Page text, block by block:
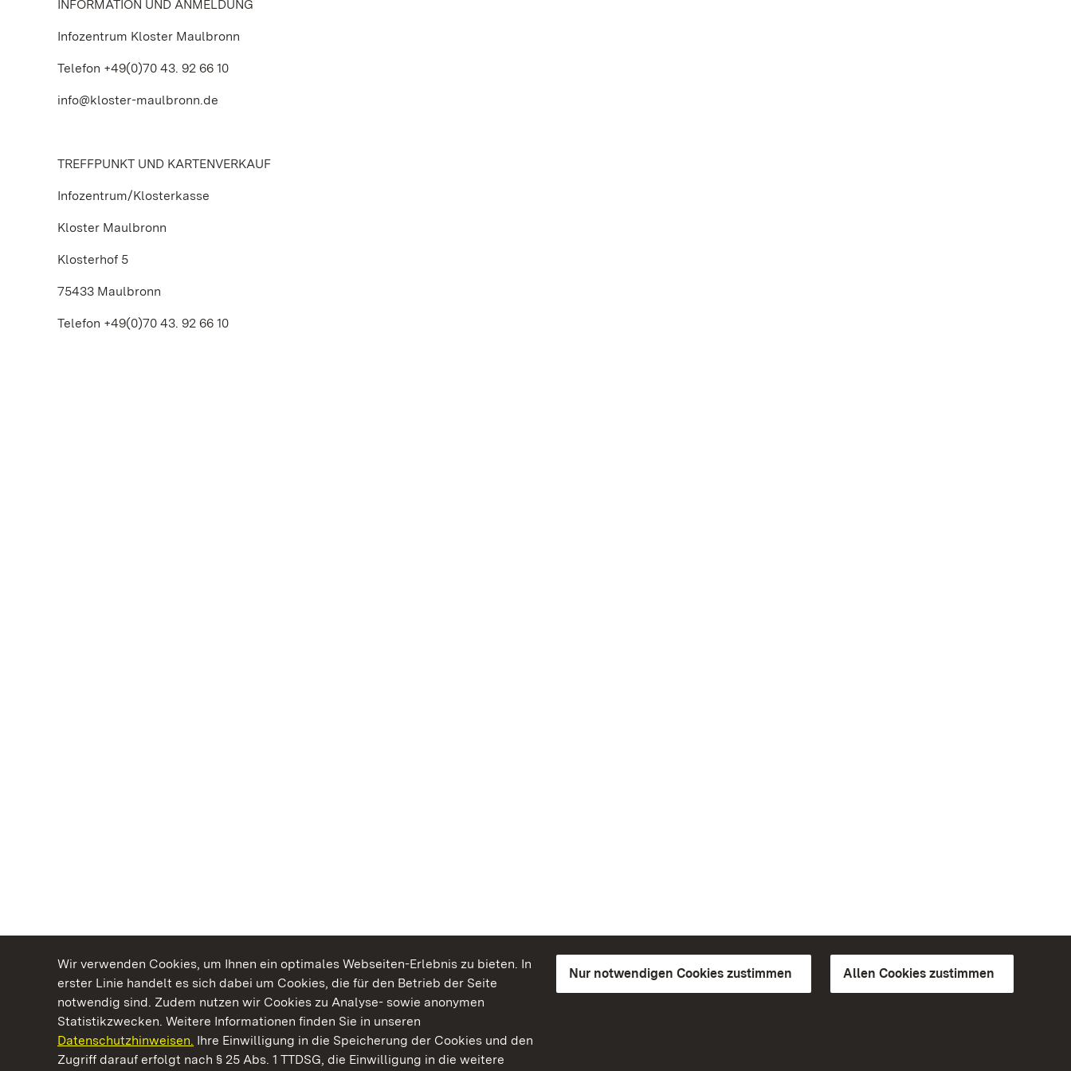
Wir verwenden Cookies, um Ihnen ein optimales Webseiten-Erlebnis zu bieten. In
erster Linie handelt es sich dabei um Cookies, die für den Betrieb der Seite
notwendig sind. Zudem nutzen wir Cookies zu Analyse- sowie anonymen
Statistikzwecken. Weitere Informationen finden Sie in unseren
Datenschutzhinweisen. Ihre Einwilligung in die Speicherung der Cookies und den
Zugriff darauf erfolgt nach § 25 Abs. 1 TTDSG, die Einwilligung in die weitere
Nur notwendigen Cookies zustimmen Allen Cookies zustimmen
INFORMATION UND ANMELDUNG
Infozentrum Kloster Maulbronn
Telefon +49(0)70 43. 92 66 10
info@kloster-maulbronn.de
TREFFPUNKT UND KARTENVERKAUF
Infozentrum/Klosterkasse
Kloster Maulbronn
Klosterhof 5
75433 Maulbronn
Telefon +49(0)70 43. 92 66 10
Kommen. Staunen. Genießen.